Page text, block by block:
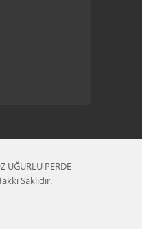
UĞURLU PERDE
Saklıdır.